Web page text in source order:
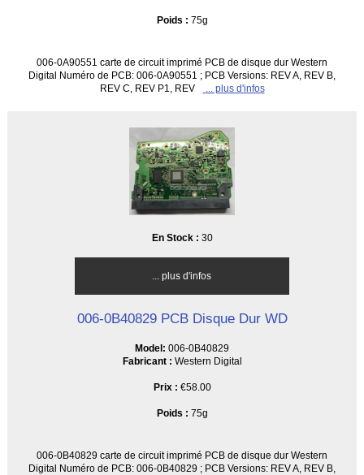
Poids : 75g
006-0A90551 carte de circuit imprimé PCB de disque dur Western
Digital Numéro de PCB: 006-0A90551 ; PCB Versions: REV A, REV B,
REV C, REV P1, REV
... plus d'infos
En Stock : 30
... plus d'infos
006-0B40829 PCB Disque Dur WD
Model: 006-0B40829
Fabricant : Western Digital
Prix : €58.00
Poids : 75g
006-0B40829 carte de circuit imprimé PCB de disque dur Western
Digital Numéro de PCB: 006-0B40829 ; PCB Versions: REV A, REV B,